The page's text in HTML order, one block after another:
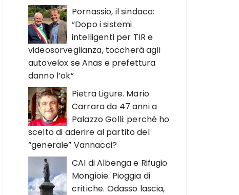
Pornassio, il sindaco:
“Dopo i sistemi
intelligenti per TIR e
videosorveglianza, toccherà agli
autovelox se Anas e prefettura
danno l’ok”
Pietra Ligure. Mario
Carrara da 47 anni a
Palazzo Golli: perché ho
scelto di aderire al partito del
“generale” Vannacci?
CAI di Albenga e Rifugio
Mongioie. Pioggia di
critiche. Odasso lascia,